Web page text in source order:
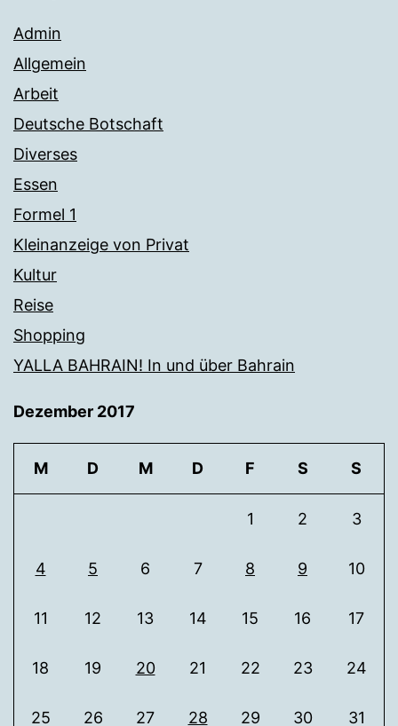
Admin
Allgemein
Arbeit
Deutsche Botschaft
Diverses
Essen
Formel 1
Kleinanzeige von Privat
Kultur
Reise
Shopping
YALLA BAHRAIN! In und über Bahrain
Dezember 2017
M D M D F S S
1 2 3
4 5 6 7 8 9 10
11 12 13 14 15 16 17
18 19 20 21 22 23 24
25 26 27 28 29 30 31